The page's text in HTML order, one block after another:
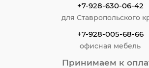
+7-928-630-06-42
для Ставропольского
+7-928-005-68-66
офисная мебель
Принимаем к